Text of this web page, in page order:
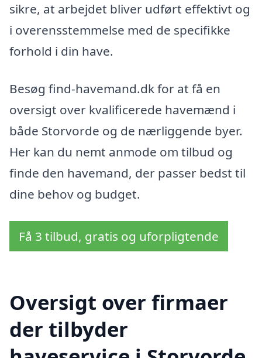
sikre, at arbejdet bliver udført effektivt og
i overensstemmelse med de specifikke
forhold i din have.
Besøg find-havemand.dk for at få en
oversigt over kvalificerede havemænd i
både Storvorde og de nærliggende byer.
Her kan du nemt anmode om tilbud og
finde den havemand, der passer bedst til
dine behov og budget.
Få 3 tilbud, gratis og uforpligtende
Oversigt over firmaer
der tilbyder